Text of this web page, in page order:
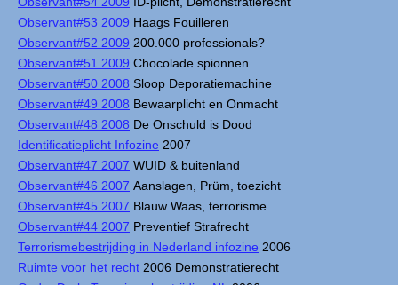
Observant#53 2009 Haags Fouilleren
Observant#52 2009 200.000 professionals?
Observant#51 2009 Chocolade spionnen
Observant#50 2008 Sloop Deporatiemachine
Observant#49 2008 Bewaarplicht en Onmacht
Observant#48 2008 De Onschuld is Dood
Identificatieplicht Infozine 2007
Observant#47 2007 WUID & buitenland
Observant#46 2007 Aanslagen, Prüm, toezicht
Observant#45 2007 Blauw Waas, terrorisme
Observant#44 2007 Preventief Strafrecht
Terrorismebestrijding in Nederland infozine 2006
Ruimte voor het recht 2006 Demonstratierecht